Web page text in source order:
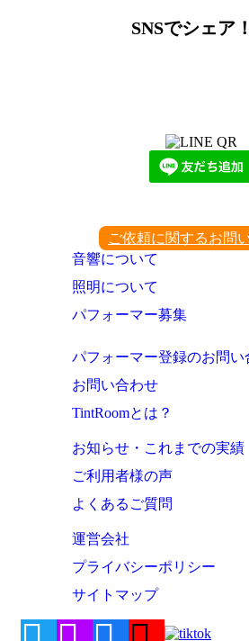
SNSでシェア！
ご依頼に関するお問
音響について
照明について
パフォーマー募集
パフォーマー登録のお問い
お問い合わせ
TintRoomとは？
お知らせ・これまでの実績
ご利用者様の声
よくあるご質問
運営会社
プライバシーポリシー
サイトマップ